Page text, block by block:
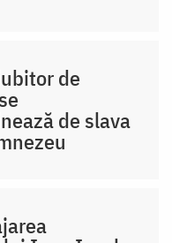
de
de slava